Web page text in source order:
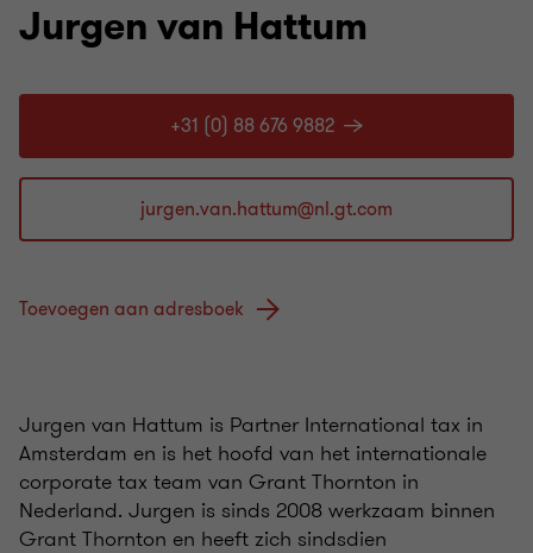
Jurgen van Hattum
+31 (0) 88 676 9882
Toevoegen aan adresboek
Jurgen van Hattum is Partner International tax in
Amsterdam en is het hoofd van het internationale
corporate tax team van Grant Thornton in
Nederland. Jurgen is sinds 2008 werkzaam binnen
Grant Thornton en heeft zich sindsdien